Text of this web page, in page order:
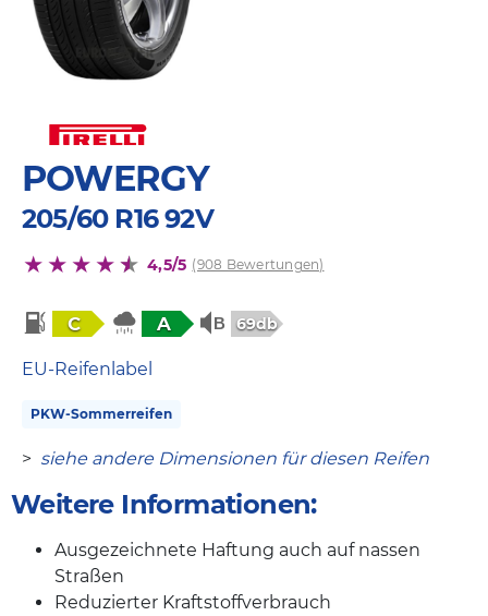
POWERGY
205/60 R16 92V
4,5/5 (908 Bewertungen)
C A 69db
EU-Reifenlabel
PKW-Sommerreifen
> siehe andere Dimensionen für diesen Reifen
Weitere Informationen:
Ausgezeichnete Haftung auch auf nassen
Straßen
Reduzierter Kraftstoffverbrauch